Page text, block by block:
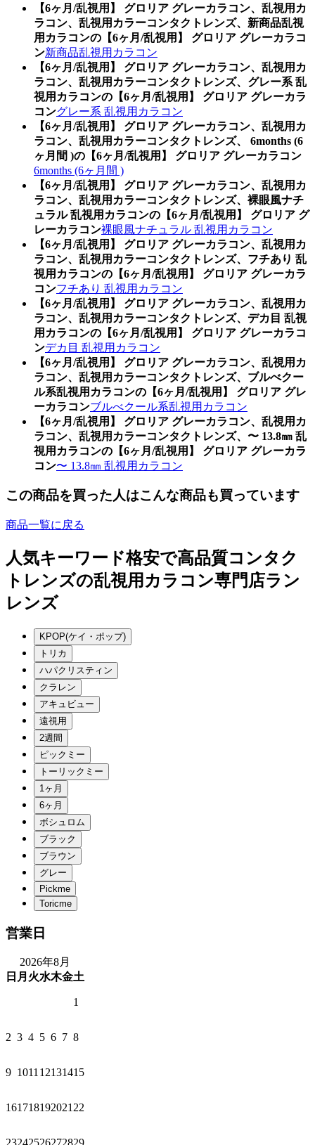
【6ヶ月/乱視用】 グロリア グレーカラコン、乱視用カ
ラコン、乱視用カラーコンタクトレンズ、新商品乱視
用カラコンの【6ヶ月/乱視用】 グロリア グレーカラコ
ン新商品乱視用カラコン
【6ヶ月/乱視用】 グロリア グレーカラコン、乱視用カ
ラコン、乱視用カラーコンタクトレンズ、グレー系 乱
視用カラコンの【6ヶ月/乱視用】 グロリア グレーカラ
コングレー系 乱視用カラコン
【6ヶ月/乱視用】 グロリア グレーカラコン、乱視用カ
ラコン、乱視用カラーコンタクトレンズ、 6months (6
ヶ月間 )の【6ヶ月/乱視用】 グロリア グレーカラコン
6months (6ヶ月間 )
【6ヶ月/乱視用】 グロリア グレーカラコン、乱視用カ
ラコン、乱視用カラーコンタクトレンズ、裸眼風ナチ
ュラル 乱視用カラコンの【6ヶ月/乱視用】 グロリア グ
レーカラコン裸眼風ナチュラル 乱視用カラコン
【6ヶ月/乱視用】 グロリア グレーカラコン、乱視用カ
ラコン、乱視用カラーコンタクトレンズ、フチあり 乱
視用カラコンの【6ヶ月/乱視用】 グロリア グレーカラ
コンフチあり 乱視用カラコン
【6ヶ月/乱視用】 グロリア グレーカラコン、乱視用カ
ラコン、乱視用カラーコンタクトレンズ、デカ目 乱視
用カラコンの【6ヶ月/乱視用】 グロリア グレーカラコ
ンデカ目 乱視用カラコン
【6ヶ月/乱視用】 グロリア グレーカラコン、乱視用カ
ラコン、乱視用カラーコンタクトレンズ、ブルべクー
ル系乱視用カラコンの【6ヶ月/乱視用】 グロリア グレ
ーカラコンブルべクール系乱視用カラコン
【6ヶ月/乱視用】 グロリア グレーカラコン、乱視用カ
ラコン、乱視用カラーコンタクトレンズ、〜 13.8㎜ 乱
視用カラコンの【6ヶ月/乱視用】 グロリア グレーカラ
コン〜 13.8㎜ 乱視用カラコン
この商品を買った人はこんな商品も買っています
商品一覧に戻る
人気キーワード格安で高品質コンタク
トレンズの乱視用カラコン専門店ラン
レンズ
営業日
2026年8月
日 月 火水木金土
1
2 3 4 5 6 7 8
9 1011 12131415
161718192021 22